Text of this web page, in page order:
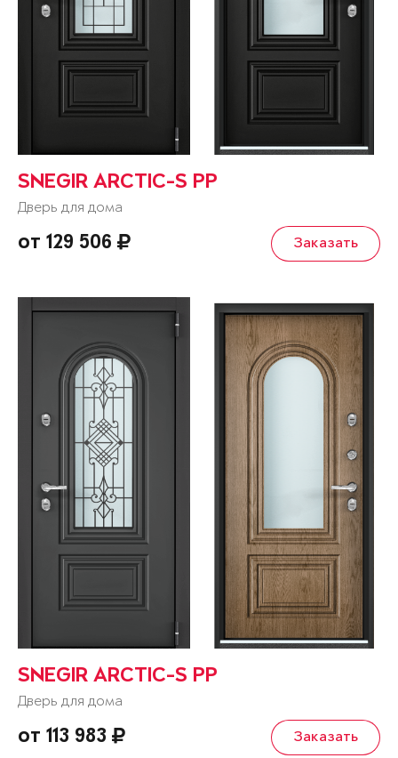
SNEGIR ARCTIC-S PP
Дверь для дома
от 129 506 Заказать
SNEGIR ARCTIC-S PP
Дверь для дома
от 113 983 Заказать